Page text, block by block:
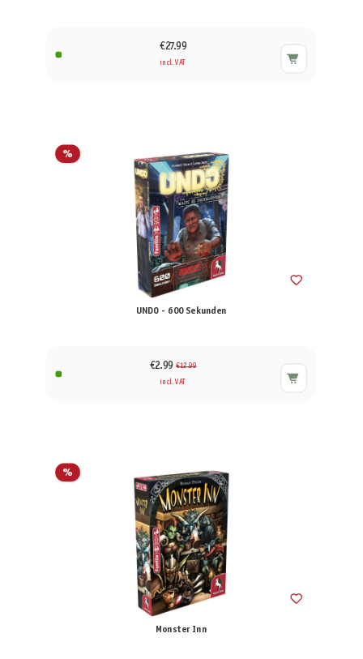
€27.99
incl. VAT
%
UNDO - 600 Sekunden
€2.99 €12.99
incl. VAT
%
Monster Inn